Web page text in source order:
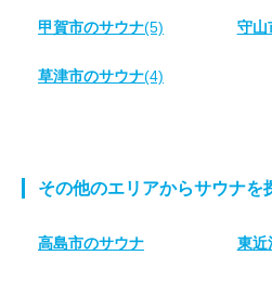
甲賀市のサウナ(5) 守山
草津市のサウナ(4)
その他のエリアからサウナを
高島市のサウナ 東近